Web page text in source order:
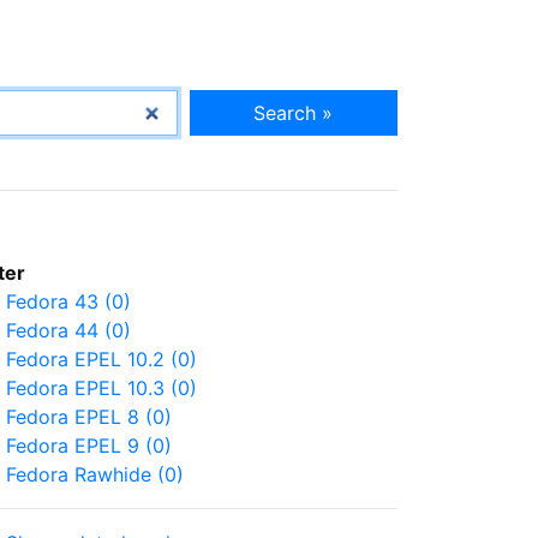
Search »
Fedora 43 (0)
Fedora 44 (0)
Fedora EPEL 10.2 (0)
Fedora EPEL 10.3 (0)
Fedora EPEL 8 (0)
Fedora EPEL 9 (0)
Fedora Rawhide (0)